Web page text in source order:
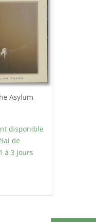
Asylum
disponible
de
à 3 jours